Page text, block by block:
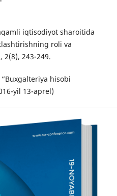
iqtisodiyot sharoitida
roli va
243-249.
hisobi
yil 13-aprel)